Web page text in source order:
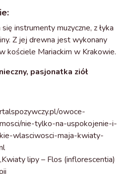
instrumenty muzyczne, z łyka
Z jej drewna jest wykonany
kościele Mariackim w Krakowie.
pasjonatka ziół
owoce-
nie-tylko-na-uspokojenie-i-
wlasciwosci-maja-kwiaty-
lipy – Flos (inflorescentia)